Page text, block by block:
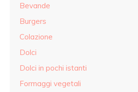
Bevande
Burgers
Colazione
Dolci
Dolci in pochi istanti
Formaggi vegetali